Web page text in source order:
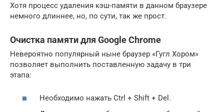
Хотя процесс удаления кэш-памяти в данном браузере
немного длиннее, но, по сути, так же прост.
Очистка памяти для Google Chrome
Невероятно популярный ныне браузер «Гугл Хором»
позволяет выполнить поставленную задачу в три
этапа:
Необходимо нажать Ctrl + Shift + Del.